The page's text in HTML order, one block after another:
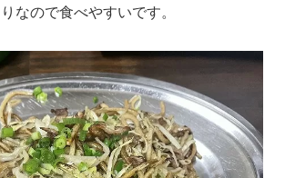
なので食べやすいです。